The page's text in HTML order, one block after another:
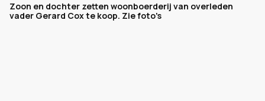
Zoon en dochter zetten woonboerderij van overleden
vader Gerard Cox te koop. Zie foto's